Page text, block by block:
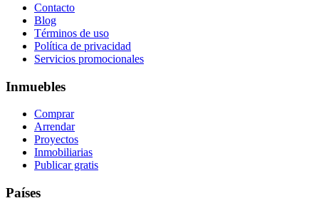
Contacto
Blog
Términos de uso
Política de privacidad
Servicios promocionales
Inmuebles
Comprar
Arrendar
Proyectos
Inmobiliarias
Publicar gratis
Países